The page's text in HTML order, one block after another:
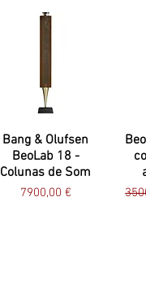
Bang & Olufsen
BeoLab 18 -
Colunas de Som
Preço
7900,00 €